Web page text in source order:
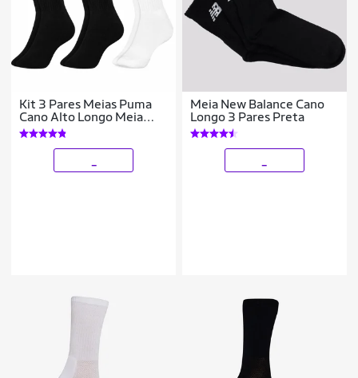
Kit 3 Pares Meias Puma
Cano Alto Longo Meia
Masculina Atoalhada
Adulto Original
Meia New Balance Cano
Longo 3 Pares Preta